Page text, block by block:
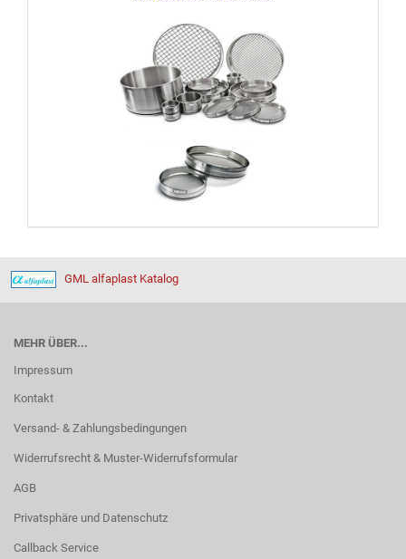
GML alfaplast Katalog
MEHR ÜBER...
Impressum
Kontakt
Versand- & Zahlungsbedingungen
Widerrufsrecht & Muster-Widerrufsformular
AGB
Privatsphäre und Datenschutz
Callback Service